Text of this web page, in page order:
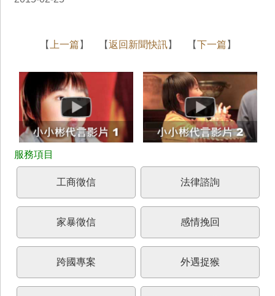
【 上一篇 】 【返回新聞快訊】 【下一篇 】
工商徵信 法律諮詢
家暴徵信 感情挽回
跨國專案 外遇捉猴